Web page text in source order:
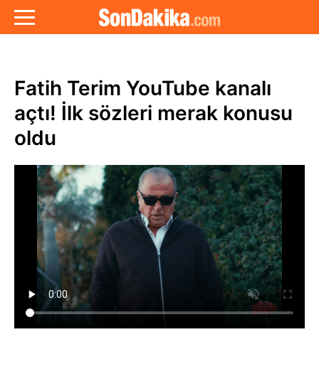
Fatih Terim YouTube kanalı
açtı! İlk sözleri merak konusu
oldu